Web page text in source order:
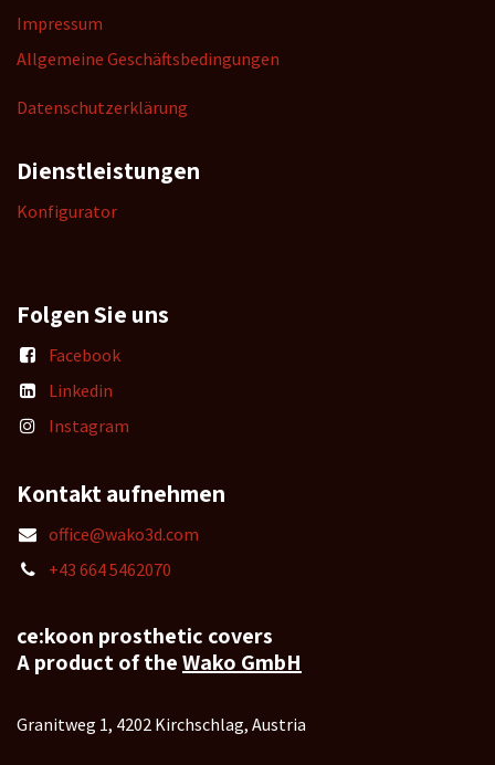
Impressum
Allgemeine Geschäftsbedingungen
Datenschutzerklärung
Dienstleistungen
Konfigurator
Folgen Sie uns
Facebook
Linkedin
Instagram
Kontakt aufnehmen
office@wako3d.com
+43 664 5462070
ce:koon prosthetic covers
A product of theWako GmbH
Granitweg 1, 4202 Kirchschlag, Austria